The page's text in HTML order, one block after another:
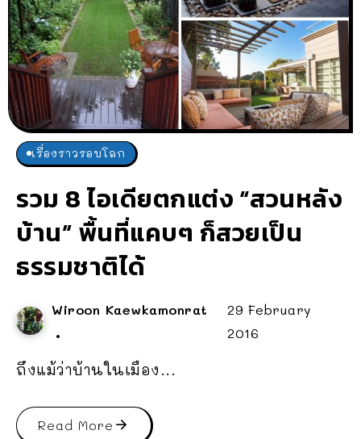
เรื่องราวรอบโลก
รวม 8 ไอเดียตกแต่ง “สวนหลัง
บ้าน” พื้นที่แคบๆ ก็สวยเป็น
ธรรมชาติได้
Wiroon Kaewkamonrat
29 February
2016
ถึงแม้ว่าบ้านในเมือง...
Read More